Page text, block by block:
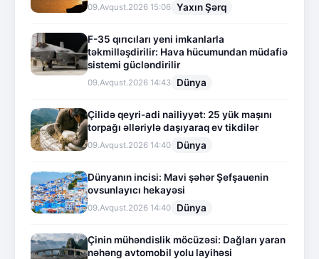
09.Avqust.2026 15:06 Yaxın Şərq
F-35 qırıcıları yeni imkanlarla
təkmilləşdirilir: Hava hücumundan müdafiə
sistemi gücləndirilir
09.Avqust.2026 14:43 Dünya
Çilidə qeyri-adi nailiyyət: 25 yük maşını
torpağı əlləriylə daşıyaraq ev tikdilər
09.Avqust.2026 14:40 Dünya
Dünyanın incisi: Mavi şəhər Şefşauenin
ovsunlayıcı hekayəsi
09.Avqust.2026 14:40 Dünya
Çinin mühəndislik möcüzəsi: Dağları yaran
nəhəng avtomobil yolu layihəsi